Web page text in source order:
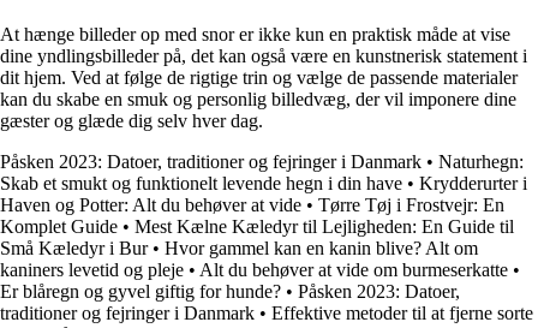
At hænge billeder op med snor er ikke kun en praktisk måde at vise
dine yndlingsbilleder på, det kan også være en kunstnerisk statement i
dit hjem. Ved at følge de rigtige trin og vælge de passende materialer
kan du skabe en smuk og personlig billedvæg, der vil imponere dine
gæster og glæde dig selv hver dag.
Påsken 2023: Datoer, traditioner og fejringer i Danmark • Naturhegn:
Skab et smukt og funktionelt levende hegn i din have • Krydderurter i
Haven og Potter: Alt du behøver at vide • Tørre Tøj i Frostvejr: En
Komplet Guide • Mest Kælne Kæledyr til Lejligheden: En Guide til
Små Kæledyr i Bur• Hvor gammel kan en kanin blive? Alt om
kaniners levetid og pleje • Alt du behøver at vide om burmeserkatte •
Er blåregn og gyvel giftig for hunde? • Påsken 2023: Datoer,
traditioner og fejringer i Danmark • Effektive metoder til at fjerne sorte